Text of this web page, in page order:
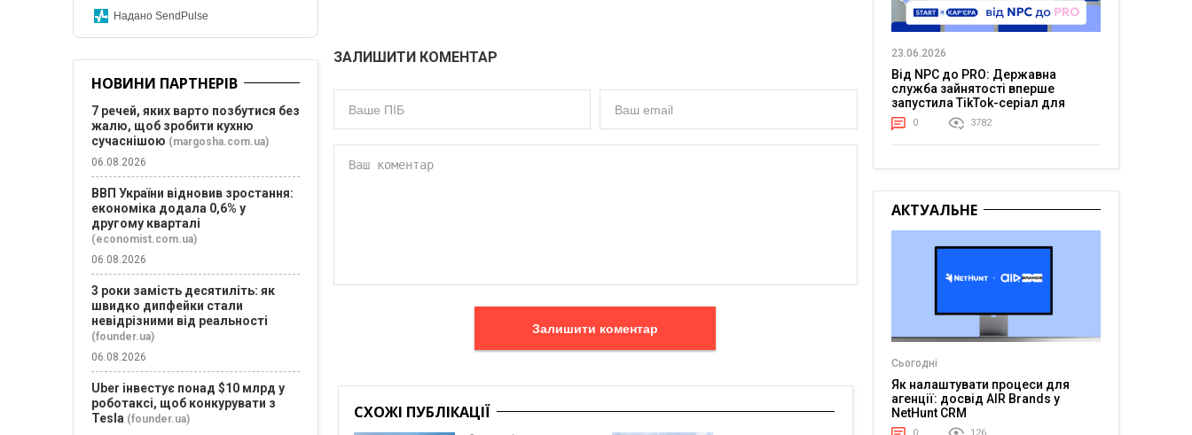
ЗАЛИШИТИ КОМЕНТАР
Залишити коментар
СХОЖІ ПУБЛІКАЦІЇ
Надано SendPulse
НОВИНИ ПАРТНЕРІВ
7 речей, яких варто позбутися без
жалю, щоб зробити кухню
сучаснішою (margosha.com.ua)
06.08.2026
ВВП України відновив зростання:
економіка додала 0,6% у
другому кварталі
(economist.com.ua)
06.08.2026
3 роки замість десятиліть: як
швидко дипфейки стали
невідрізними від реальності
(founder.ua)
06.08.2026
Uber інвестує понад $10 млрд у
роботаксі, щоб конкурувати з
Tesla (founder.ua)
23.06.2026
Від NPC до PRO: Державна
служба зайнятості вперше
запустила TikTok-серіал для
молоді
0 3782
АКТУАЛЬНЕ
Сьогодні
Як налаштувати процеси для
агенції: досвід AIR Brands у
NetHunt CRM